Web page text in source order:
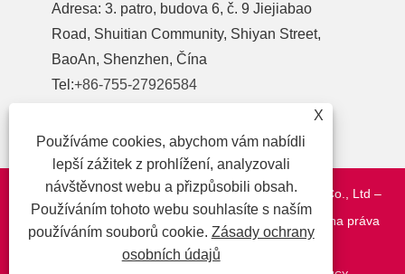
Adresa: 3. patro, budova 6, č. 9 Jiejiabao
Road, Shuitian Community, Shiyan Street,
BaoAn, Shenzhen, Čína
Tel:+86-755-27926584
E-mailem:yewu03@szymbp.com
Copyright © 2020 Shenzhen YanMing Plate Process Co., Ltd –
síťovina a filtr, přesné součásti, kovové štítky – všechna práva
vyhrazena.
X
Používáme cookies, abychom vám nabídli
lepší zážitek z prohlížení, analyzovali
návštěvnost webu a přizpůsobili obsah.
Používáním tohoto webu souhlasíte s naším
používáním souborů cookie. Zásady ochrany
osobních údajů